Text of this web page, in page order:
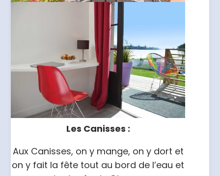
Les Canisses :
Aux Canisses, on y mange, on y dort et
on y fait la fête tout au bord de l’eau et